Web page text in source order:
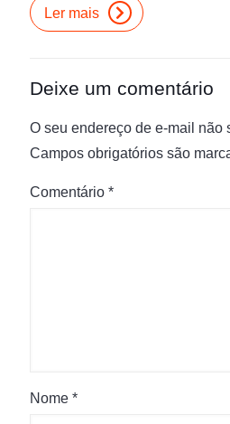
Ler mais
Deixe um comentário
O seu endereço de e-mail não
Campos obrigatórios são
Comentário *
Nome *